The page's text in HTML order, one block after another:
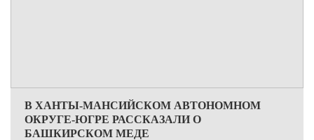
В ХАНТЫ-МАНСИЙСКОМ АВТОНОМНОМ
ОКРУГЕ-ЮГРЕ РАССКАЗАЛИ О
БАШКИРСКОМ МЕДЕ